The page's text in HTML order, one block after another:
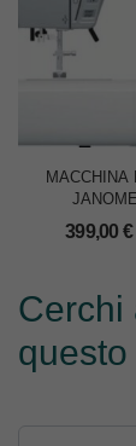
MACCHINA
399,00 €
Cerchi